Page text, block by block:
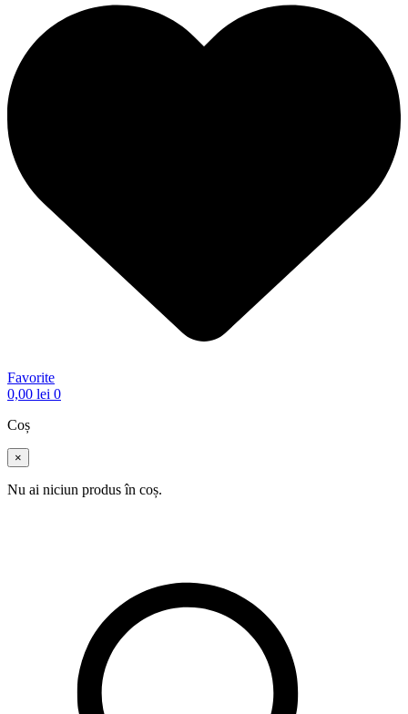
Favorite
0,00 lei 0
Coș
×
Nu ai niciun produs în coș.